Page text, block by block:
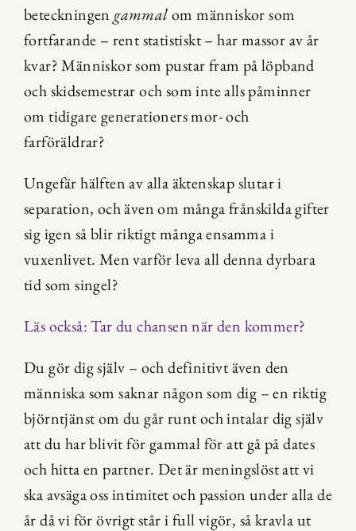
beteckningen gammal om människor som
fortfarande – rent statistiskt – har massor av år
kvar? Människor som pustar fram på löpband
och skidsemestrar och som inte alls påminner
om tidigare generationers mor- och
farföräldrar?
Ungefär hälften av alla äktenskap slutar i
separation, och även om många frånskilda gifter
sig igen så blir riktigt många ensamma i
vuxenlivet. Men varför leva all denna dyrbara
tid som singel?
Läs också: Tar du chansen när den kommer?
Du gör dig själv – och definitivt även den
människa som saknar någon som dig – en riktig
björntjänst om du går runt och intalar dig själv
att du har blivit för gammal för att gå på dates
och hitta en partner. Det är meningslöst att vi
ska avsäga oss intimitet och passion under alla de
år då vi för övrigt står i full vigör, så kravla ut